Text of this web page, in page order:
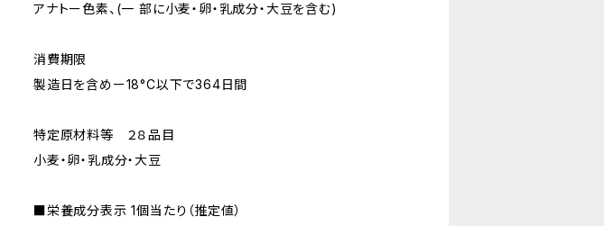
アナトー色素、(一 部に小麦・卵・乳成分・大豆を含む)
消費期限
製造日を含めー18°C以下で364日間
特定原材料等 ２８品目
小麦・卵・乳成分・大豆
■栄養成分表示 1個当たり（推定値）